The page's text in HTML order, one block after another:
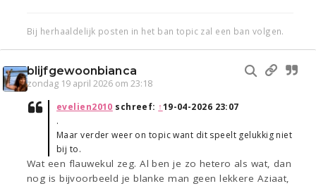
Bij herhaaldelijk posten in het ban topic zal een ban volgen.
blijfgewoonbianca
zondag 19 april 2026 om 23:18
evelien2010 schreef: ↑19-04-2026 23:07
.
Maar verder weer on topic want dit speelt gelukkig niet
bij to.
Wat een flauwekul zeg. Al ben je zo hetero als wat, dan
nog is bijvoorbeeld je blanke man geen lekkere Aziaat,